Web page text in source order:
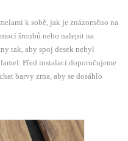
k sobě, jak je znázorněno na
šroubů nebo nalepit na
tak, aby spoj desek nebyl
Před instalací doporučujeme
barvy zrna, aby se dosáhlo